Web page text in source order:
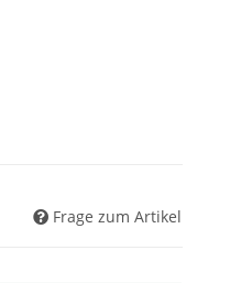
Frage zum Artikel